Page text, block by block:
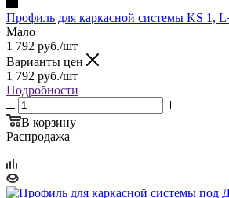
Профиль для каркасной системы KS 1,
Мало
1 792 руб./шт
Варианты цен
1 792 руб./шт
Подробности
В корзину
Распродажа